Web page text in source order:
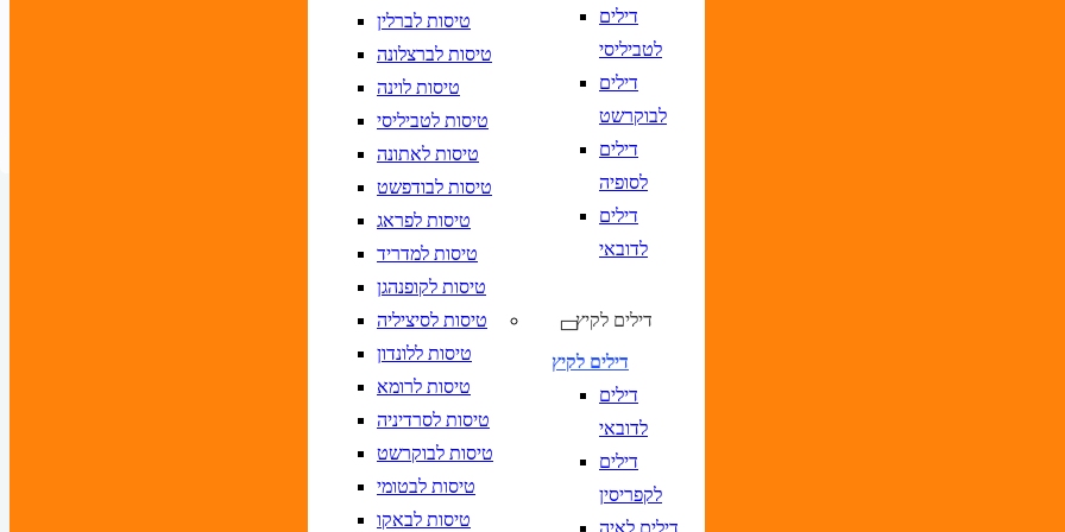
טיסות לברלין
טיסות לברצלונה
טיסות לוינה
טיסות לטביליסי
טיסות לאתונה
טיסות לבודפשט
טיסות לפראג
טיסות למדריד
טיסות לקופנהגן
טיסות לסיציליה
טיסות ללונדון
טיסות לרומא
טיסות לסרדיניה
טיסות לבוקרשט
טיסות לבטומי
טיסות לבאקו
דילים
לטביליסי
דילים
לבוקרשט
דילים
לסופיה
דילים
לדובאי
דילים לקיץ
דילים לקיץ
דילים
לדובאי
דילים
לקפריסין
דילים לאיה
נא לוודא בחירת יעד לפני בחירת תאריך,